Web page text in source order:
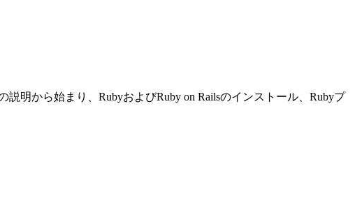
明から始まり、RubyおよびRuby on Railsのインストール、Rubyプ